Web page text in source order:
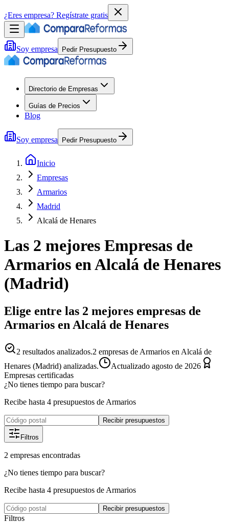
¿Eres empresa? Regístrate gratis
Soy empresa Pedir Presupuesto
Directorio de Empresas
Guías de Precios
Blog
Soy empresa Pedir Presupuesto
Inicio
Empresas
Armarios
Madrid
Alcalá de Henares
Las 2 mejores Empresas de
Armarios enAlcalá de Henares
(Madrid)
Elige entre las 2 mejores empresas de
Armarios en Alcalá de Henares
2 resultados analizados.2 empresas de Armarios en Alcalá de
Henares (Madrid) analizadas.
Actualizado agosto de 2026
Empresas certificadas
¿No tienes tiempo para buscar?
Recibe hasta 4 presupuestos de Armarios
Recibir presupuestos
Filtros
2 empresas encontradas
¿No tienes tiempo para buscar?
Recibe hasta 4 presupuestos de Armarios
Recibir presupuestos
Filtros